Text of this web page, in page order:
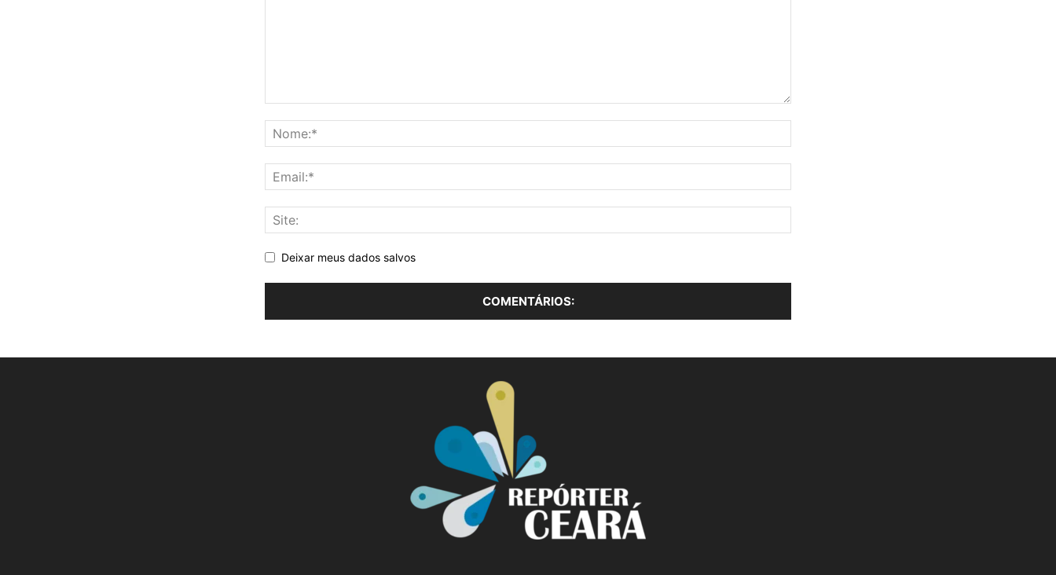
Deixar meus dados salvos